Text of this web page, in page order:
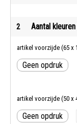
2 Aantal
artikel voorzijde (65 x
Geen opdruk
artikel voorzijde (50 x
Geen opdruk